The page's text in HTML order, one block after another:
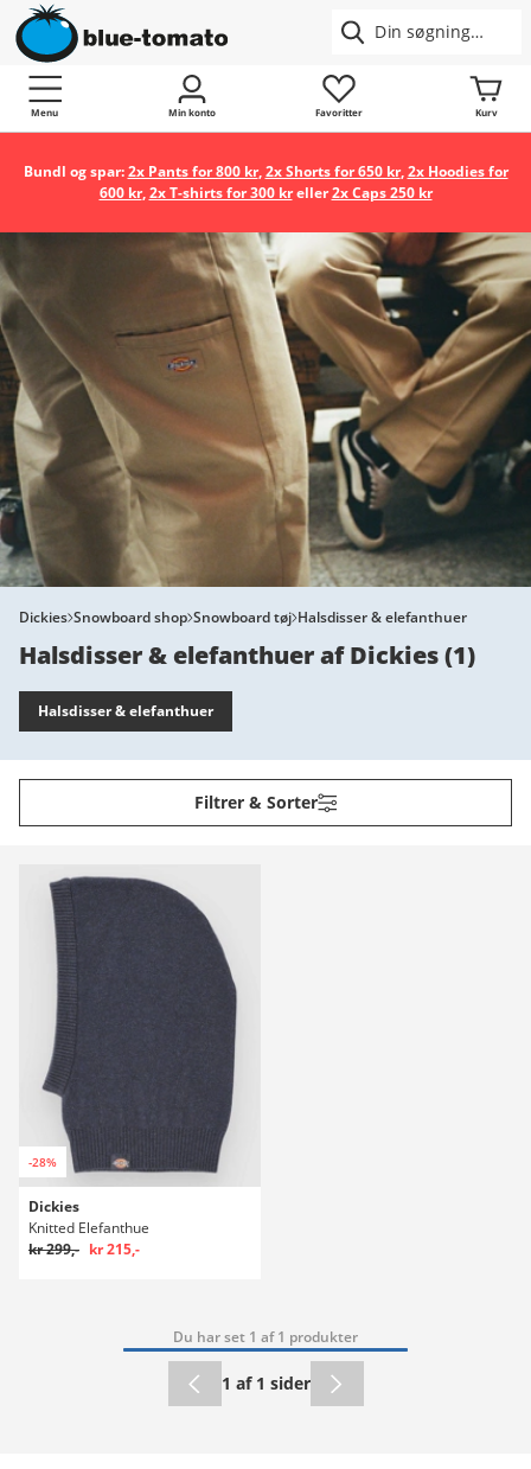
Menu Min konto Favoritter Kurv
Bundl og spar:2x Pants for 800 kr,2x Shorts for 650 kr,2x Hoodies for
600 kr,2x T-shirts for 300 kreller2x Caps 250 kr
Dickies Snowboard shop Snowboard tøj Halsdisser & elefanthuer
Halsdisser & elefanthuer af Dickies(1)
Halsdisser & elefanthuer
Filtrer & Sorter
-28%
Dickies
Knitted Elefanthue
kr 299,- kr 215,-
Du har set 1 af 1 produkter
1 af 1 sider